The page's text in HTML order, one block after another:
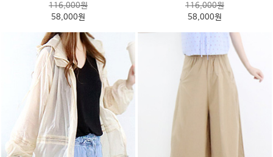
116,000원
58,000원
116,000원
58,000원